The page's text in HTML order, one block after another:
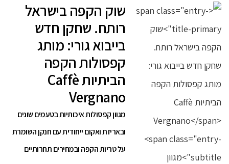
שוק הקפה בישראל
רותח. שחקן חדש
בייבוא גורי: מותג
קפסולות הקפה
הביתיות Caffè
Vergnano
מגוון קפסולות איכותיות בטעמים שונים
ובאריזת ואקום ייחודית עם חנקן השומרת
על טריות הקפה ובמחירים תחרותיים